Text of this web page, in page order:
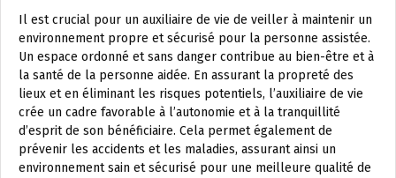
Il est crucial pour un auxiliaire de vie de veiller à maintenir un
environnement propre et sécurisé pour la personne assistée.
Un espace ordonné et sans danger contribue au bien-être et à
la santé de la personne aidée. En assurant la propreté des
lieux et en éliminant les risques potentiels, l’auxiliaire de vie
crée un cadre favorable à l’autonomie et à la tranquillité
d’esprit de son bénéficiaire. Cela permet également de
prévenir les accidents et les maladies, assurant ainsi un
environnement sain et sécurisé pour une meilleure qualité de